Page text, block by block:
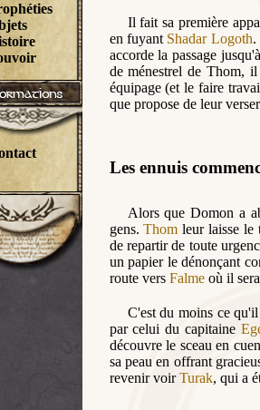
Il fait sa première
en fuyant Shadar Logoth.
accorde la passage
de ménestrel de Thom,
équipage (et le faire
que propose de leur
Les ennuis
Alors que Domon a
gens.Thom leur laisse le
de repartir de toute
un papier le dénonçant
route vers Falmeoù il
C'est du moins ce
par celui du capitaine
découvre le sceau en
sa peau en offrant
revenir voirTurak, qui a